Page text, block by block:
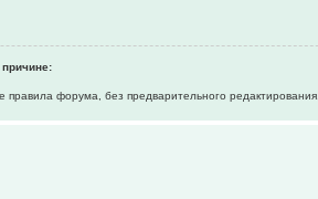
причине:
форума, без предварительного редактирования.